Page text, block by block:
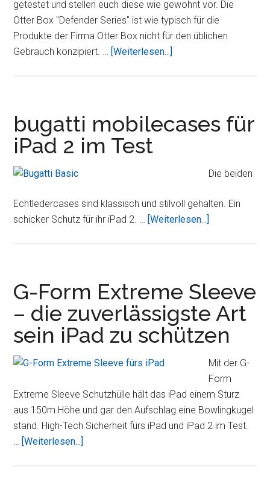
getestet und stellen euch diese wie gewohnt vor. Die
Otter Box "Defender Series" ist wie typisch für die
Produkte der Firma Otter Box nicht für den üblichen
Gebrauch konzipiert. … [Weiterlesen...]
das
bugatti mobilecases für
iPad 2 im Test
Die beiden
Echtledercases sind klassisch und stilvoll gehalten. Ein
schicker Schutz für ihr iPad 2. … [Weiterlesen...]
im
Test
G-Form Extreme Sleeve
– die zuverlässigste Art
sein iPad zu schützen
Mit der G-
Form
Extreme Sleeve Schutzhülle hält das iPad einem Sturz
aus 150m Höhe und gar den Aufschlag eine Bowlingkugel
stand. High-Tech Sicherheit fürs iPad und iPad 2 im Test.
… [Weiterlesen...]